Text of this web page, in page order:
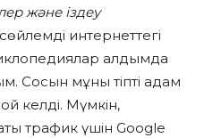
және іздеу
интернеттегі
алдымда
Сосын мұны тіпті адам
келді. Мүмкін,
трафик үшін Google